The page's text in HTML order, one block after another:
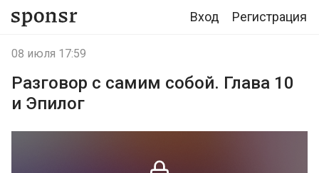
Вход Регистрация
08 июля 17:59
Разговор с самим собой. Глава 10
и Эпилог